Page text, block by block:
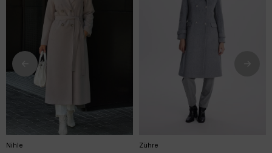
Nihle Zühre